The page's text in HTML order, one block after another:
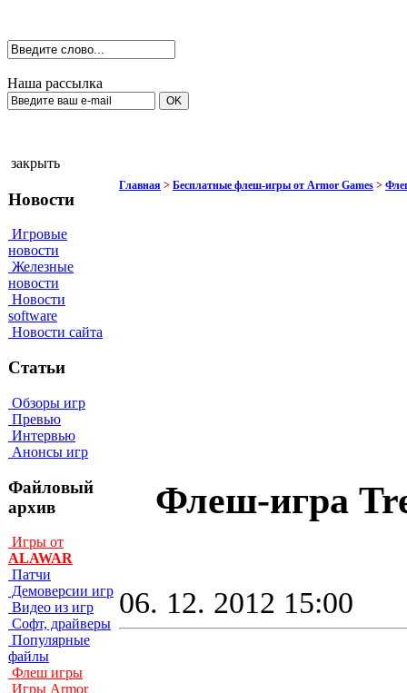
Наша рассылка
закрыть
Новости
Игровые
новости
Железные
новости
Новости
software
Новости сайта
Статьи
Обзоры игр
Превью
Интервью
Анонсы игр
Файловый
архив
Игры от
ALAWAR
Патчи
Демоверсии игр
Видео из игр
Софт, драйверы
Популярные
файлы
Флеш игры
Игры Armor
Главная > Бесплатные флеш-игры от Armor Games >
Флеш-игра
06. 12. 2012 15:00